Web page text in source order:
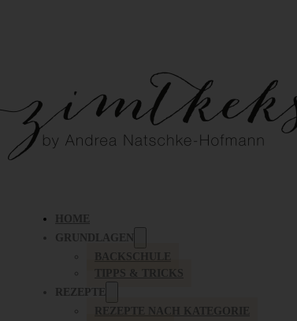
HOME
GRUNDLAGEN
BACKSCHULE
TIPPS & TRICKS
REZEPTE
REZEPTE NACH KATEGORIE